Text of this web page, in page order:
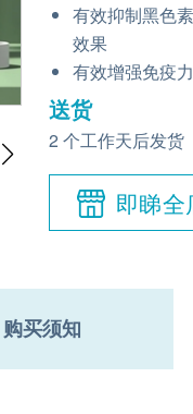
有效抑制黑色
效果
有效增强免疫
送货
2 个工作天后发货
即睇全
购买须知